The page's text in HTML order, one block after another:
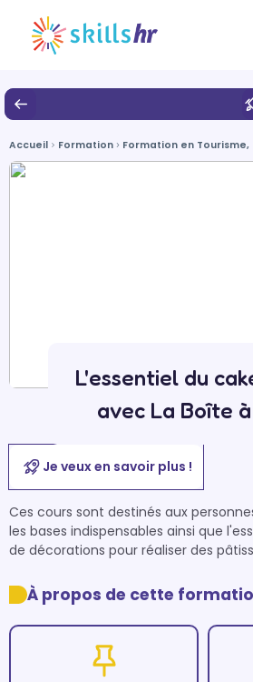
Accueil Formation Formation en
L'essentiel du
avec La Boîte
Je veux en savoir plus !
Ces cours sont destinés aux
les bases indispensables ainsi que
de décorations pour réaliser des
À propos de cette